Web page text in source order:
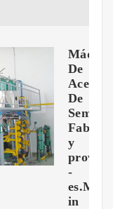
De
Aceite
De
y
-
in